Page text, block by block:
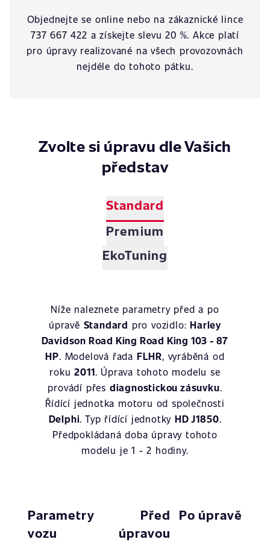
Objednejte se online nebo na zákaznické lince
737 667 422 a získejte slevu 20 %. Akce platí
pro úpravy realizované na všech provozovnách
nejdéle do tohoto pátku.
Zvolte si úpravu dle Vašich
představ
Standard
Premium
EkoTuning
Níže naleznete parametry před a po
úpravě Standard pro vozidlo:Harley
Davidson Road King Road King 103 - 87
HP. Modelová řada FLHR, vyráběná od
roku2011. Úprava tohoto modelu se
provádí přes diagnostickou zásuvku.
Řídící jednotka motoru od společnosti
Delphi. Typ řídící jednotkyHD J1850.
Předpokládaná doba úpravy tohoto
modelu je 1 - 2 hodiny.
Parametry
vozu
Před
úpravou
Po úpravě